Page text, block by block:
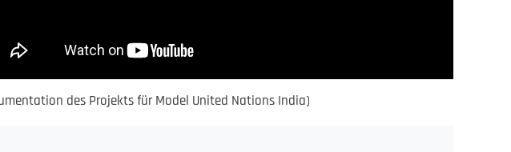
des Projekts für Model United Nations India)